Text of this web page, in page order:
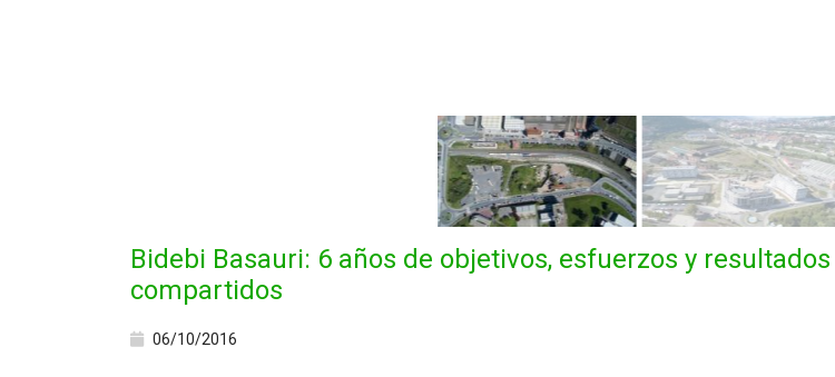
Bidebi Basauri: 6 años de objetivos, esfuerzos y resultados
compartidos
06/10/2016